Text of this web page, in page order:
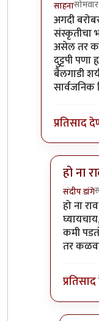
साहना
In reply
अगदी
संस्कृतीचा
असेल तर
दुट्टपी
बैलगाडी
प्रतिसाद
हो ना
संदीप डांगे
In
हो ना
कमी
तर